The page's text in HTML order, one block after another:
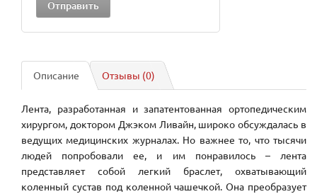
Описание Отзывы (0)
Лента, разработанная и запатентованная ортопедическим
хирургом, доктором Джэком Ливайн, широко обсуждалась в
ведущих медицинских журналах. Но важнее то, что тысячи
людей попробовали ее, и им понравилось – лента
представляет собой легкий браслет, охватывающий
коленный сустав под коленной чашечкой. Она преобразует